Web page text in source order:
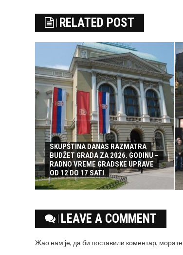
RELATED POST
SKUPŠTINA DANAS RAZMATRA
BUDŽET GRADA ZA 2026. GODINU –
RADNO VREME GRADSKE UPRAVE
OD 12 DO 17 SATI
LEAVE A COMMENT
Жао нам је, да би поставили коментар, морате